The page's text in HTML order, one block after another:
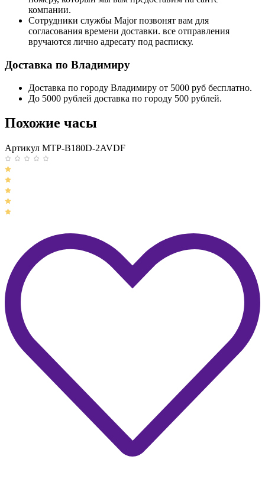
компании.
Сотрудники службы Major позвонят вам для
согласования времени доставки. все отправления
вручаются лично адресату под расписку.
Доставка по Владимиру
Доставка по городу Владимиру от 5000 руб бесплатно.
До 5000 рублей доставка по городу 500 рублей.
Похожие часы
Артикул MTP-B180D-2AVDF